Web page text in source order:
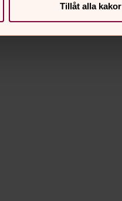
Tillåt alla kakor